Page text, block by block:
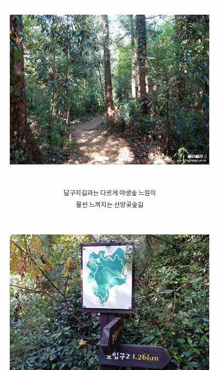
달구지길과는 다르게 야생숲 느낌이
물씬 느껴지는 산양곶숲길